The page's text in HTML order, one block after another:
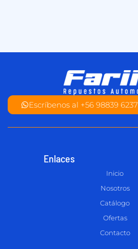
Escríbenos al +56 98839 6237
Enlaces
Inicio
Nosotros
Catálogo
Ofertas
Contacto